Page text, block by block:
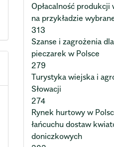
Opłacalność produkcji
na przykładzie
313
Szanse i zagrożenia
pieczarek w Polsce
279
Turystyka wiejska i
Słowacji
274
Rynek hurtowy w
łańcuchu dostaw
doniczkowych